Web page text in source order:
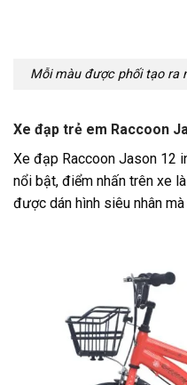
Mỗi màu được phối tạo ra
Xe đạp trẻ em Raccoon
Xe đạp Raccoon Jason 12
nổi bật, điểm nhấn trên xe
được dán hình siêu nhân